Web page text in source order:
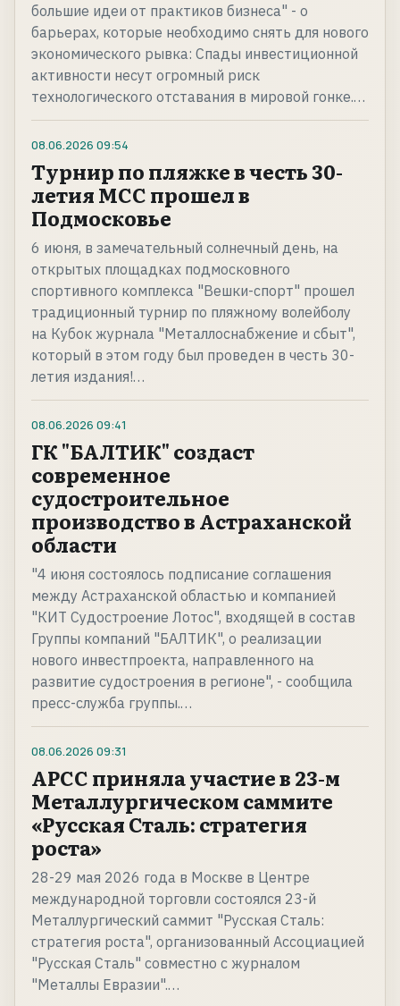
большие идеи от практиков бизнеса" - о
барьерах, которые необходимо снять для нового
экономического рывка: Спады инвестиционной
активности несут огромный риск
технологического отставания в мировой гонке.…
08.06.2026 09:54
Турнир по пляжке в честь 30-
летия МСС прошел в
Подмосковье
6 июня, в замечательный солнечный день, на
открытых площадках подмосковного
спортивного комплекса "Вешки-спорт" прошел
традиционный турнир по пляжному волейболу
на Кубок журнала "Металлоснабжение и сбыт",
который в этом году был проведен в честь 30-
летия издания!…
08.06.2026 09:41
ГК "БАЛТИК" создаст
современное
судостроительное
производство в Астраханской
области
"4 июня состоялось подписание соглашения
между Астраханской областью и компанией
"КИТ Судостроение Лотос", входящей в состав
Группы компаний "БАЛТИК", о реализации
нового инвестпроекта, направленного на
развитие судостроения в регионе", - сообщила
пресс-служба группы.…
08.06.2026 09:31
АРСС приняла участие в 23-м
Металлургическом саммите
«Русская Сталь: стратегия
роста»
28-29 мая 2026 года в Москве в Центре
международной торговли состоялся 23-й
Металлургический саммит "Русская Сталь:
стратегия роста", организованный Ассоциацией
"Русская Сталь" совместно с журналом
"Металлы Евразии".…